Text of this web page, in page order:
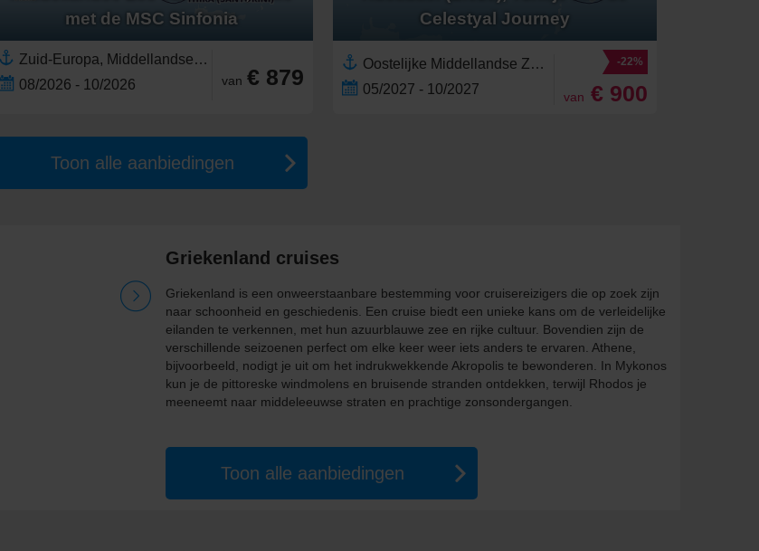
met de MSC Sinfonia
Zuid-Europa, Middellandse Zee,Europa,Griekenland,Oostelijke Middellandse Zee,Griekse Eilanden,Westelijke Middellandse Zee,Santorini,Adriatische Zee,Corfu,Italië,Zuid-Italië
08/2026 - 10/2026
van € 879
Celestyal Journey
Oostelijke Middellandse Zee, Middellandse Zee,Griekenland,Europa,Zuid-Europa,Griekse Eilanden,Santorini,Turkije,Mykonos
05/2027 - 10/2027
-22%
van € 900
Toon alle aanbiedingen
Griekenland cruises
Griekenland is een onweerstaanbare bestemming voor cruisereizigers die op zoek zijn
naar schoonheid en geschiedenis. Een cruise biedt een unieke kans om de verleidelijke
eilanden te verkennen, met hun azuurblauwe zee en rijke cultuur. Bovendien zijn de
verschillende seizoenen perfect om elke keer weer iets anders te ervaren. Athene,
bijvoorbeeld, nodigt je uit om het indrukwekkende Akropolis te bewonderen. In Mykonos
kun je de pittoreske windmolens en bruisende stranden ontdekken, terwijl Rhodos je
meeneemt naar middeleeuwse straten en prachtige zonsondergangen.
Toon alle aanbiedingen